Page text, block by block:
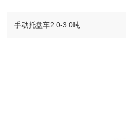
手动托盘车2.0-3.0吨